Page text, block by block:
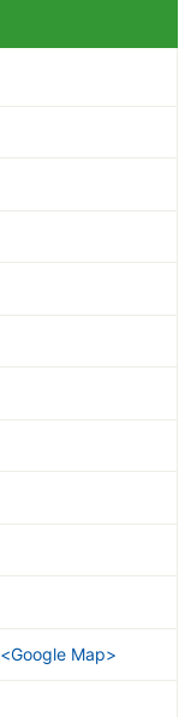
<Google Map>